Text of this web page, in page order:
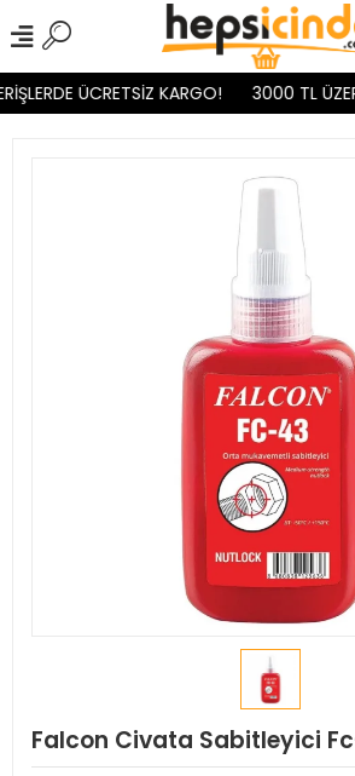
ÜCRETSİZ KARGO! 3000 TL
Falcon Civata Sabitleyici